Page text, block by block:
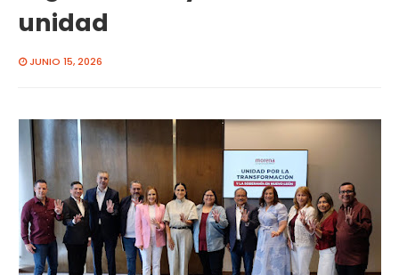
unidad
JUNIO 15, 2026